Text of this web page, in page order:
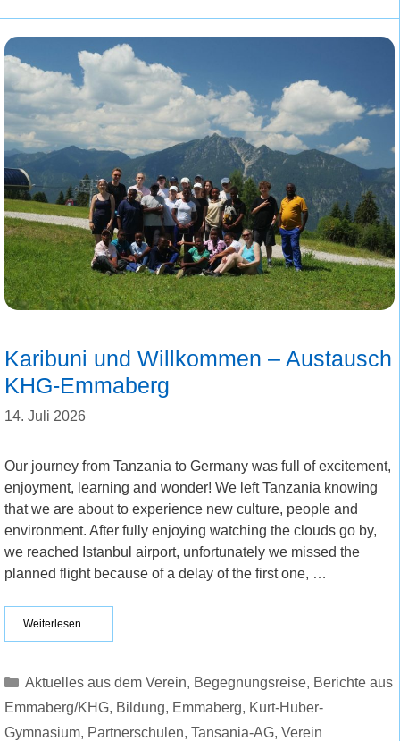
Karibuni und Willkommen – Austausch
KHG-Emmaberg
14. Juli 2026
Our journey from Tanzania to Germany was full of excitement,
enjoyment, learning and wonder! We left Tanzania knowing
that we are about to experience new culture, people and
environment. After fully enjoying watching the clouds go by,
we reached Istanbul airport, unfortunately we missed the
planned flight because of a delay of the first one, …
Weiterlesen …
Kategorien
Aktuelles aus dem Verein, Begegnungsreise, Berichte aus
Emmaberg/KHG, Bildung, Emmaberg, Kurt-Huber-
Gymnasium, Partnerschulen, Tansania-AG, Verein